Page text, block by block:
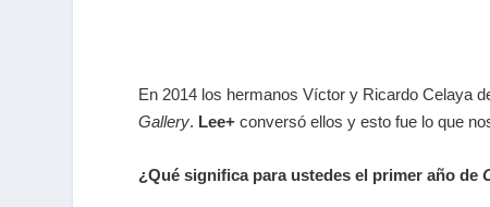
En 2014 los hermanos Víctor y Ricardo Celaya
Gallery. Lee+ conversó ellos y esto fue lo que
¿Qué significa para ustedes el primer año de